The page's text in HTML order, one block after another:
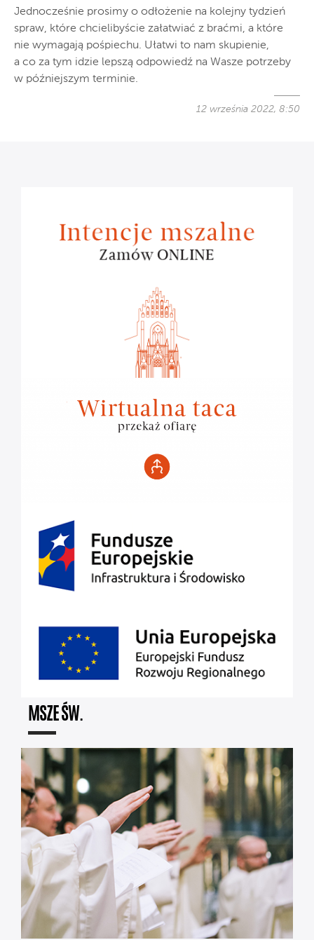
Jednocześnie prosimy o odłożenie na kolejny tydzień
spraw, które chcielibyście załatwiać z braćmi, a które
nie wymagają pośpiechu. Ułatwi to nam skupienie,
a co za tym idzie lepszą odpowiedź na Wasze potrzeby
w późniejszym terminie.
12 września 2022, 8:50
MSZE ŚW.